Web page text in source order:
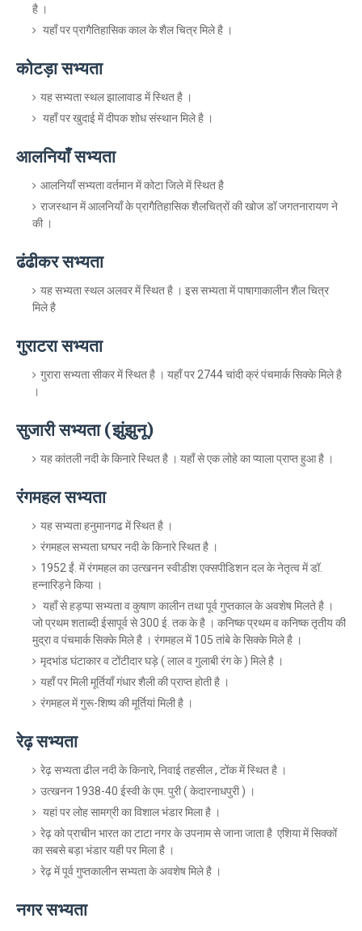
है ।
यहाँ पर प्रागैतिहासिक काल के शैल चित्र मिले है ।
कोटड़ा सभ्यता
यह सभ्यता स्थल झालावाड में स्थित है ।
यहाँ पर खुदाई में दीपक शोध संस्थान मिले है ।
आलनियाँ सभ्यता
आलनियाँ सभ्यता वर्तमान में कोटा जिले में स्थित है
राजस्थान में आलनियाँ के प्रागैतिहासिक शैलचित्रों की खोज डॉ जगतनारायण ने
की ।
ढंढीकर सभ्यता
यह सभ्यता स्थल अलवर में स्थित है । इस सभ्यता में पाषागाकालीन शैल चित्र
मिले है
गुराटरा सभ्यता
गुरारा सभ्यता सीकर में स्थित है । यहाँ पर 2744 चांदी क्रं पंचमार्क सिक्के मिले है
।
सुजारी सभ्यता (झुंझुनू)
यह कांतली नदी के किनारे स्थित है । यहाँ से एक लोहे का प्याला प्राप्त हुआ है ।
रंगमहल सभ्यता
यह सभ्यता हनुमानगढ में स्थित है ।
रंगमहल सभ्यता घग्घर नदी के किनारे स्थित है ।
1952 ईं. में रंगमहल का उत्खनन स्वीडीश एक्सपीडिशन दल के नेतृत्व में डॉ.
हन्नारिड़ने किया ।
यहाँ से हड़प्पा सभ्यता व कुषाण कालीन तथा पूर्व गुप्तकाल के अवशेष मिलते है ।
जो प्रथम शताब्दी ईसापूर्व से 300 ई. तक के है । कनिष्क प्रथम व कनिष्क तृतीय की
मुद्रा व पंचमार्क सिक्के मिले है । रंगमहल में 105 तांबे के सिक्के मिले है ।
मृदभांड घंटाकार व टोंटीदार घड़े ( लाल व गुलाबी रंग के ) मिले है ।
यहाँ पर मिली मूर्तियाँ गंधार शैली की प्राप्त होती है ।
रंगमहल में गुरू-शिष्य की मूर्तियां मिली है ।
रेढ़ सभ्यता
रेढ़ सभ्यता ढील नदी के किनारे, निवाई तहसील , टोंक में स्थित है ।
उत्खनन 1938-40 ईस्वी के एम. पुरी ( केदारनाधपुरी ) ।
यहां पर लोह सामग्री का विशाल भंडार मिला है ।
रेढ़ को प्राचीन भारत का टाटा नगर के उपनाम से जाना जाता है एशिया में सिक्कों
का सबसे बड़ा भंडार यही पर मिला है ।
रेढ़ में पूर्व गुप्तकालीन सभ्यता के अवशेष मिले है ।
नगर सभ्यता